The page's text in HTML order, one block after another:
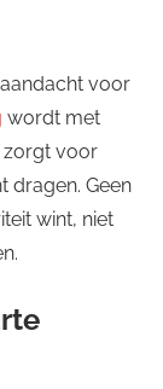
voor
wordt met
zorgt voor
dragen. Geen
wint, niet